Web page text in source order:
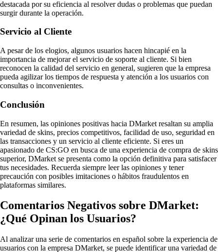
destacada por su eficiencia al resolver dudas o problemas que puedan
surgir durante la operación.
Servicio al Cliente
A pesar de los elogios, algunos usuarios hacen hincapié en la
importancia de mejorar el servicio de soporte al cliente. Si bien
reconocen la calidad del servicio en general, sugieren que la empresa
pueda agilizar los tiempos de respuesta y atención a los usuarios con
consultas o inconvenientes.
Conclusión
En resumen, las opiniones positivas hacia DMarket resaltan su amplia
variedad de skins, precios competitivos, facilidad de uso, seguridad en
las transacciones y un servicio al cliente eficiente. Si eres un
apasionado de CS:GO en busca de una experiencia de compra de skins
superior, DMarket se presenta como la opción definitiva para satisfacer
tus necesidades. Recuerda siempre leer las opiniones y tener
precaución con posibles imitaciones o hábitos fraudulentos en
plataformas similares.
Comentarios Negativos sobre DMarket:
¿Qué Opinan los Usuarios?
Al analizar una serie de comentarios en español sobre la experiencia de
usuarios con la empresa DMarket, se puede identificar una variedad de